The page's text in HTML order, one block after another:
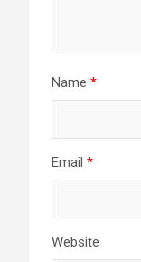
Name *
Email *
Website